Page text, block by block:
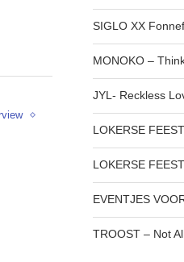
SIGLO XX
MONOKO –
JYL- Reckless
LOKERSE
LOKERSE
EVENTJES
TROOST – Not